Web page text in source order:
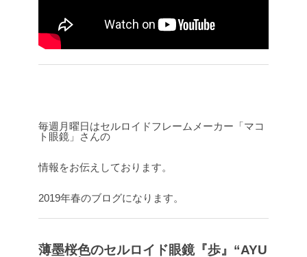
毎週月曜日はセルロイドフレームメーカー「マコ
ト眼鏡」さんの
情報をお伝えしております。
2019年春のブログになります。
薄墨桜色のセルロイド眼鏡『歩』“AYU